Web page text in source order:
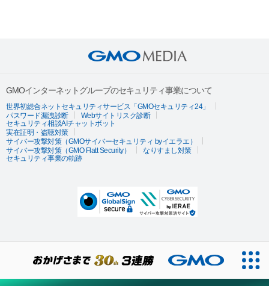
GMOインターネットグループのセキュリティ事業について
世界初総合ネットセキュリティサービス「GMOセキュリティ24」
パスワード漏洩診断
Webサイトリスク診断
セキュリティ相談AIチャットボット
実在証明・盗聴対策
サイバー攻撃対策（GMOサイバーセキュリティ byイエラエ）
サイバー攻撃対策（GMO Flatt Security）
なりすまし対策
セキュリティ事業の軌跡